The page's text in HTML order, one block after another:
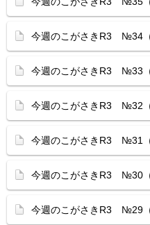
今週のこがさきR3 №34（
今週のこがさきR3 №33（
今週のこがさきR3 №32（
今週のこがさきR3 №31（
今週のこがさきR3 №30（
今週のこがさきR3 №29（